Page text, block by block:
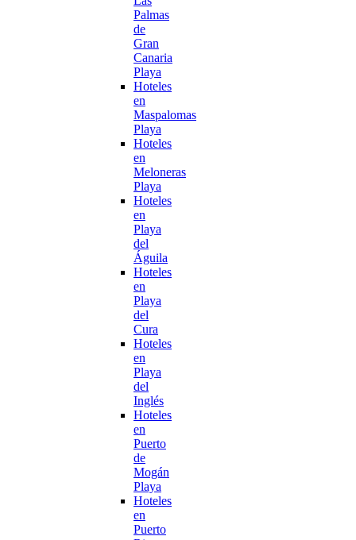
Palmas
de
Gran
Canaria
Playa
Hoteles
en
Maspalomas
Playa
Hoteles
en
Meloneras
Playa
Hoteles
en
Playa
del
Águila
Hoteles
en
Playa
del
Cura
Hoteles
en
Playa
del
Inglés
Hoteles
en
Puerto
de
Mogán
Playa
Hoteles
en
Puerto